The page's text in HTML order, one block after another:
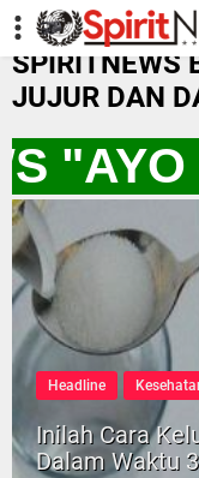
-->
SPIRITNEWS
JUJUR DAN
"AYO
Headline
Inilah Cara
Dalam Waktu